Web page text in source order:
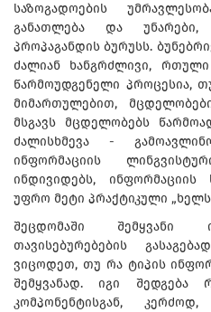
საზოგადოების
განათლება და
პროპაგანდის ბურუსს.
ძალიან ხანგრძლივი,
წარმოუდგენელი პროცესია,
მიმართულებით,
მსგავს მცდელობებს
ძალისხმევა -
ინფორმაციის
ინდივიდებს, ინფორმაციის
უფრო მეტი პრაქტიკული
შეცდომაში შემყვანი
თავისებურებების
ვიცოდეთ, თუ რა ტიპის
შემყვანად. იგი შედგება
კომპონენტისგან,